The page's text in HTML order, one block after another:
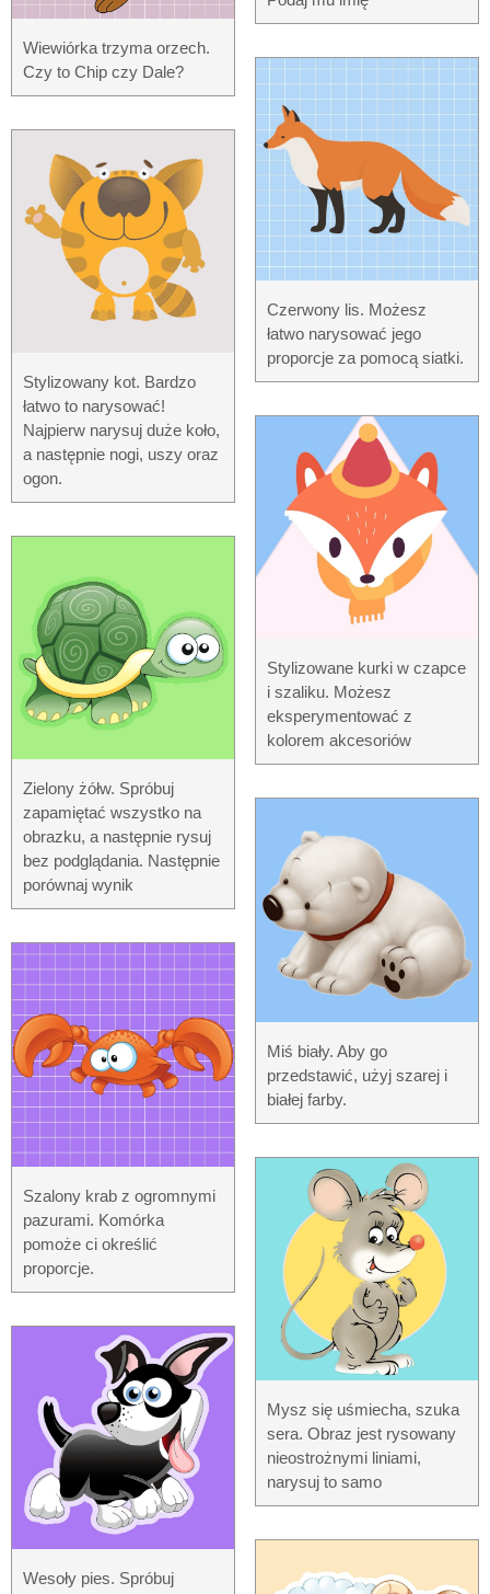
Wiewiórka trzyma orzech.
Czy to Chip czy Dale?
Stylizowany kot. Bardzo
łatwo to narysować!
Najpierw narysuj duże koło,
a następnie nogi, uszy oraz
ogon.
Zielony żółw. Spróbuj
zapamiętać wszystko na
obrazku, a następnie rysuj
bez podglądania. Następnie
porównaj wynik
Szalony krab z ogromnymi
pazurami. Komórka
pomoże ci określić
proporcje.
Wesoły pies. Spróbuj
Czerwony lis. Możesz
łatwo narysować jego
proporcje za pomocą siatki.
Stylizowane kurki w czapce
i szaliku. Możesz
eksperymentować z
kolorem akcesoriów
Miś biały. Aby go
przedstawić, użyj szarej i
białej farby.
Mysz się uśmiecha, szuka
sera. Obraz jest rysowany
nieostrożnymi liniami,
narysuj to samo